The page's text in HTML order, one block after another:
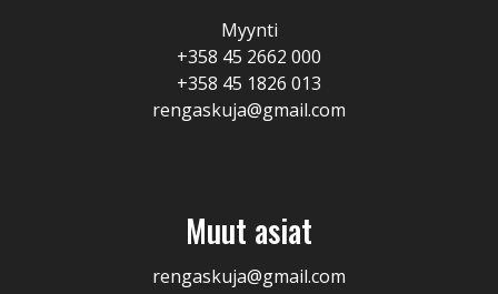
Myynti
+358 45 2662 000
+358 45 1826 013
rengaskuja@gmail.com
Muut asiat
rengaskuja@gmail.com